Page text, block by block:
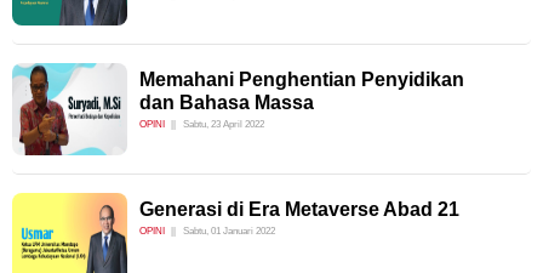
Memahani Penghentian Penyidikan
dan Bahasa Massa
OPINI Sabtu, 23 April 2022
Generasi di Era Metaverse Abad 21
OPINI Sabtu, 01 Januari 2022